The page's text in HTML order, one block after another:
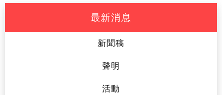
最新消息
新聞稿
聲明
活動